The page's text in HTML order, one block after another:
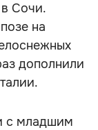
Сочи.
на
дополнили
с младшим